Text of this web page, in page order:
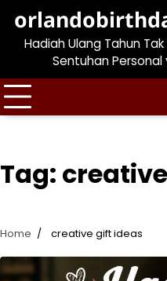
contentHadiah Ulang Tahun
Sentuhan Personal
Tag:
Home creative gift ideas